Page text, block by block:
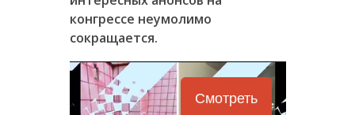
конгрессе неумолимо
сокращается.
Смотреть